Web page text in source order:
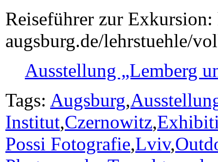
Reiseführer zur
augsburg.de/lehrstuehle/
Ausstellung „Lemberg
Tags: Augsburg,
Institut,Czernowitz,
Possi Fotografie,Lviv,